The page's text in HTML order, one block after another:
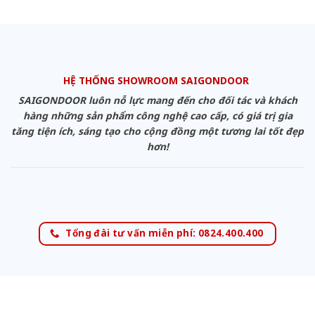
HỆ THỐNG SHOWROOM SAIGONDOOR
SAIGONDOOR luôn nỗ lực mang đến cho đối tác và khách
hàng những sản phẩm công nghệ cao cấp, có giá trị gia
tăng tiện ích, sáng tạo cho cộng đồng một tương lai tốt đẹp
hơn!
Tổng đài tư vấn miễn phí: 0824.400.400